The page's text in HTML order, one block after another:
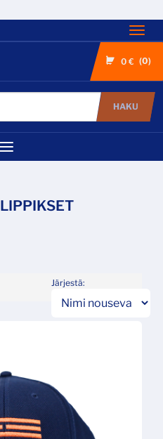
0 € 0
HAKU
Navigaatio
LIPPIKSET
Järjestä: